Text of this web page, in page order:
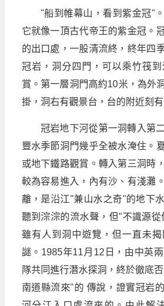
"船到帷幕山，看到紫金冠"
它就像一頂古代帝王的紫金冠。
的出口處，一股清流終，終年四
冠岩，洞分四門，可以乘竹筏
賞。第一層洞門高約10米，為外
掛，洞右有觀景台，台的附近刻
冠岩地下河從第一洞轉入第
豐水季節洞門幾乎全被水淹住。
或地下鐵路觀賞。轉入第三洞時
較為容易進入，內有沙、有淺灘
離，是沿江"兼山水之奇"的地下
聽到淙淙的流水聲，但"不識源從
雖有人到洞中遊覽，但一直未
謎。1985年11月12日，由中英
隊共同進行潛水探洞，終於徹底
南道縣流來"的 傳說，證實冠岩